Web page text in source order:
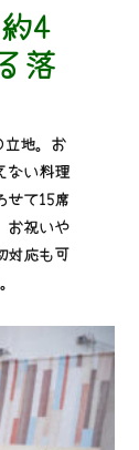
4
落
立地。お
ない料理
せて15席
お祝いや
対応も可